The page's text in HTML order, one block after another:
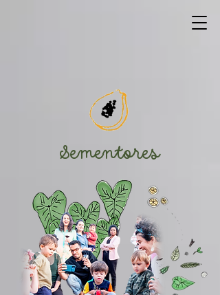
Sementores